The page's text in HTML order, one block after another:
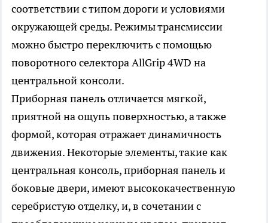
соответствии с типом дороги и условиями
окружающей среды. Режимы трансмиссии
можно быстро переключить с помощью
поворотного селектора AllGrip 4WD на
центральной консоли.
Приборная панель отличается мягкой,
приятной на ощупь поверхностью, а также
формой, которая отражает динамичность
движения. Некоторые элементы, такие как
центральная консоль, приборная панель и
боковые двери, имеют высококачественную
серебристую отделку, и, в сочетании с